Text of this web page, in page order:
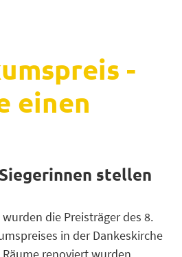
-
einen
stellen
die Preisträger des 8.
in der Dankeskirche